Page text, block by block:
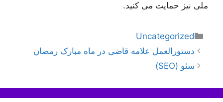
ملی نیز حمایت می کنید.
دسته‌ها
Uncategorized
ناوبری
نوشته‌ها
دستورالعمل علامه قاضی در ماه مبارک رمضان
سئو (SEO)